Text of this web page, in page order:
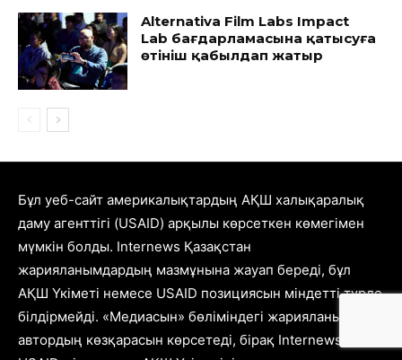
Alternativa Film Labs Impact
Lab бағдарламасына қатысуға
өтініш қабылдап жатыр
Бұл уеб-сайт америкалықтардың АҚШ халықаралық
даму агенттігі (USAID) арқылы көрсеткен көмегімен
мүмкін болды. Internews Қазақстан
жарияланымдардың мазмұнына жауап береді, бұл
АҚШ Үкіметі немесе USAID позициясын міндетті түрде
білдірмейді. «Медиасын» бөліміндегі жарияланымдар
автордың көзқарасын көрсетеді, бірақ Internews-тің,